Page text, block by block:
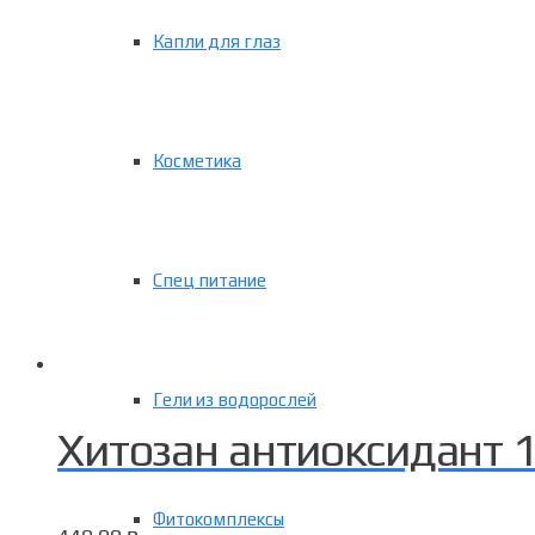
Капли для глаз
Косметика
Спец питание
Гели из водорослей
Фитокомплексы
Хитозан антиоксидант